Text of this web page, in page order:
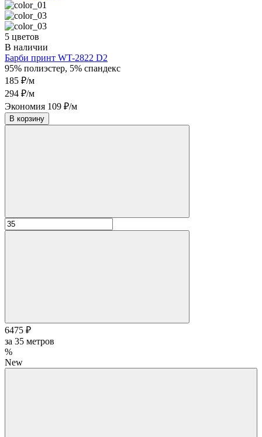
5 цветов
В наличии
Барби принт WT-2822 D2
95% полиэстер, 5% спандекс
185 ₽/м
294 ₽/м
Экономия 109 ₽/м
В корзину
6475 ₽
за 35 метров
%
New